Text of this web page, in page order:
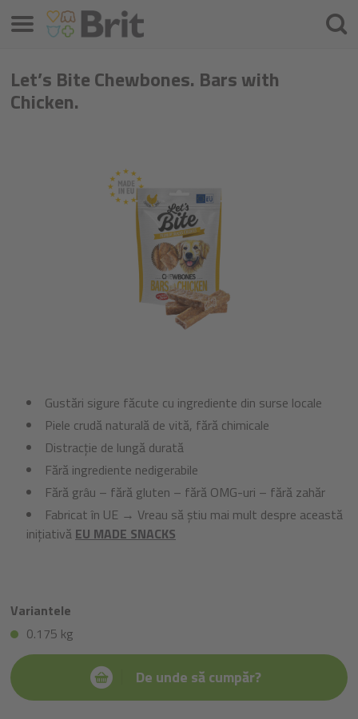
Let’s Bite Chewbones. Bars with
Chicken.
Gustări sigure făcute cu ingrediente din surse locale
Piele crudă naturală de vită, fără chimicale
Distracție de lungă durată
Fără ingrediente nedigerabile
Fără grâu – fără gluten – fără OMG-uri – fără zahăr
Fabricat în UE → Vreau să știu mai mult despre această
inițiativă EU MADE SNACKS
Variantele
0.175 kg
De unde să cumpăr?
Meniu